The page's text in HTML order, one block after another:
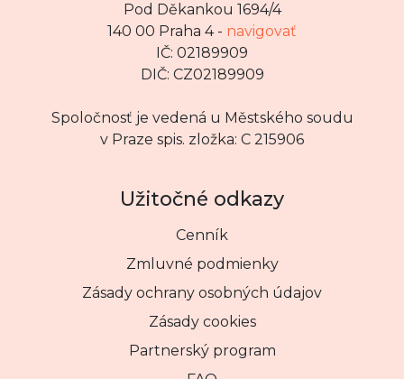
Pod Děkankou 1694/4
140 00 Praha 4 - navigovať
IČ: 02189909
DIČ: CZ02189909
Spoločnosť je vedená u Městského soudu
v Praze spis. zložka: C 215906
Užitočné odkazy
Cenník
Zmluvné podmienky
Zásady ochrany osobných údajov
Zásady cookies
Partnerský program